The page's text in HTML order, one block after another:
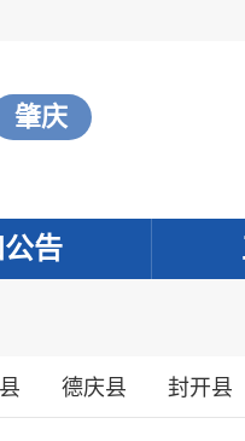
肇庆
告
德庆县 封开县